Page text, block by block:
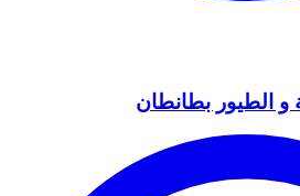
و الطيور بطانطان